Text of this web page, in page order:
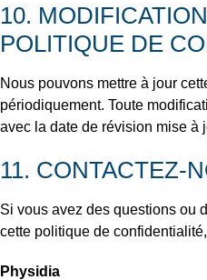
10.
POLITIQUE DE
Nous pouvons mettre à jour
périodiquement. Toute
avec la date de révision mise à
11. CONTACTEZ-
Si vous avez des questions ou
cette politique de
Physidia